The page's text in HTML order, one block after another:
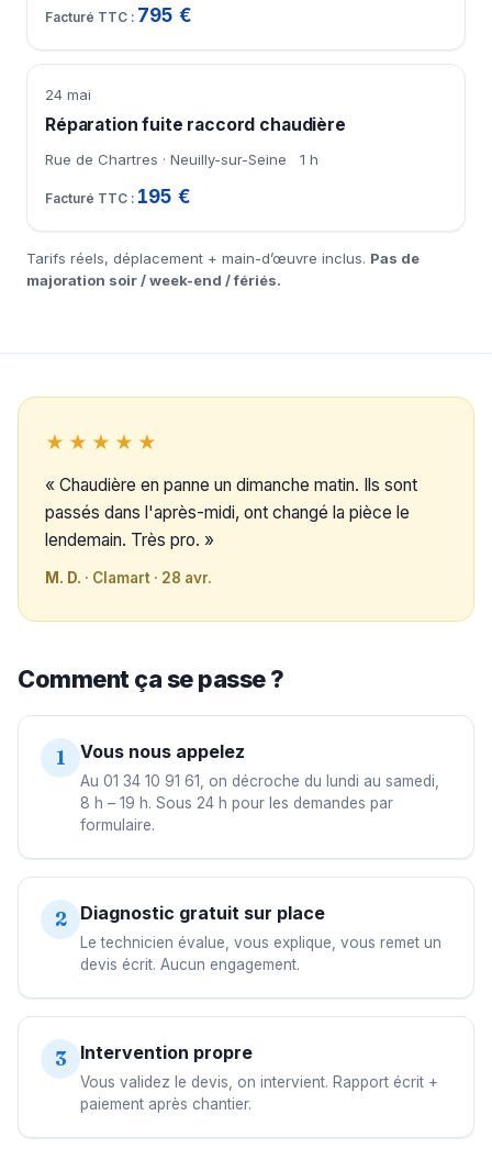
795 €
24 mai
Réparation fuite raccord chaudière
Rue de Chartres · Neuilly-sur-Seine 1 h
195 €
Tarifs réels, déplacement + main-d’œuvre inclus. Pas de
majoration soir / week-end / fériés.
★★★★★
« Chaudière en panne un dimanche matin. Ils sont
passés dans l'après-midi, ont changé la pièce le
lendemain. Très pro. »
M. D. · Clamart · 28 avr.
Comment ça se passe ?
1 Vous nous appelez
Au 01 34 10 91 61, on décroche du lundi au samedi,
8 h – 19 h. Sous 24 h pour les demandes par
formulaire.
2 Diagnostic gratuit sur place
Le technicien évalue, vous explique, vous remet un
devis écrit. Aucun engagement.
3 Intervention propre
Vous validez le devis, on intervient. Rapport écrit +
paiement après chantier.